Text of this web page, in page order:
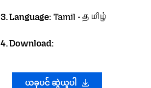
3. Language: Tamil - தமிழ்
4. Download:
ယခုပင် ဆွဲယူပါ